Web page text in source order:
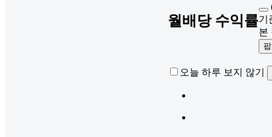
월배당 수익률기
본
오늘 하루 보지 않기